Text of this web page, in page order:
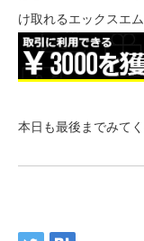
け取れるエックスエ
本日も最後までみて